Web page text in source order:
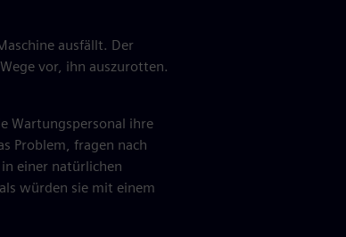
ausfällt. Der
vor, ihn auszurotten.
Wartungspersonal ihre
Problem, fragen nach
einer natürlichen
würden sie mit einem